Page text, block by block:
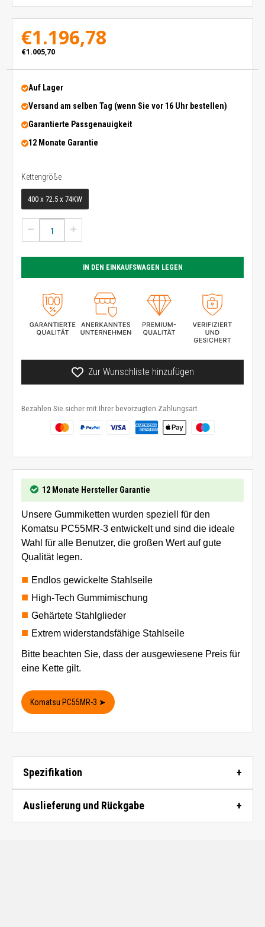
€1.196,78
€1.005,70
Auf Lager
Versand am selben Tag (wenn Sie vor 16 Uhr bestellen)
Garantierte Passgenauigkeit
12 Monate Garantie
KettengrößeKettengröße
400 x 72.5 x 74KW
IN DEN EINKAUFSWAGEN LEGEN
Zur Wunschliste hinzufügen
Bezahlen Sie sicher mit Ihrer bevorzugten Zahlungsart
12 Monate Hersteller Garantie
Unsere Gummiketten wurden speziell für den
Komatsu PC55MR-3 entwickelt und sind die ideale
Wahl für alle Benutzer, die großen Wert auf gute
Qualität legen.
Endlos gewickelte Stahlseile
High-Tech Gummimischung
Gehärtete Stahlglieder
Extrem widerstandsfähige Stahlseile
Bitte beachten Sie, dass der ausgewiesene Preis für
eine Kette gilt.
Komatsu PC55MR-3 ➤
Spezifikation
Auslieferung und Rückgabe